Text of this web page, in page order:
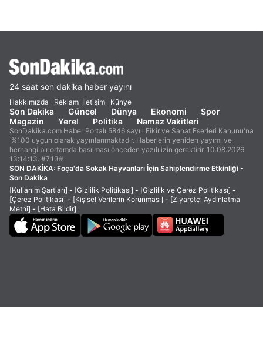
24 saat son dakika haber yayını
Hakkımızda Reklam İletişim Künye
Son Dakika Güncel Dünya Ekonomi
Spor
Magazin
Yerel Politika Namaz Vakitleri
SonDakika.com Haber Portalı 5846 sayılı Fikir ve Sanat Eserleri Kanunu'na
%100 uygun olarak yayınlanmaktadır. Haberlerin yeniden yayımı ve
herhangi bir ortamda basılması önceden yazılı izin gerektirir. 10.08.2026
13:14:13. #7.13#
SON DAKİKA: Foça'da Sokak Hayvanları İçin Sahiplendirme Etkinliği -
Son Dakika
[Kullanım Şartları] - [Gizlilik Politikası] - [Gizlilik ve Çerez Politikası] -
[Çerez Politikası] - [Kişisel Verilerin Korunması] - [Ziyaretçi Aydınlatma
Metni] - [Hata Bildir]